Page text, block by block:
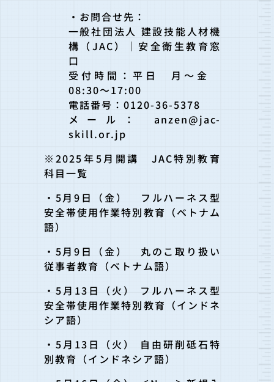
・お問合せ先：
一般社団法人 建設技能人材機
構（JAC）｜安全衛生教育窓
口
受付時間：平日 月～金
08:30～17:00
電話番号：0120-36-5378
メール： anzen@jac-
skill.or.jp
※2025年5月開講 JAC特別教育
科目一覧
・5月9日（金） フルハーネス型
安全帯使用作業特別教育（ベトナム
語）
・5月9日（金） 丸のこ取り扱い
従事者教育（ベトナム語）
・5月13日（火） フルハーネス型
安全帯使用作業特別教育（インドネ
シア語）
・5月13日（火） 自由研削砥石特
別教育（インドネシア語）